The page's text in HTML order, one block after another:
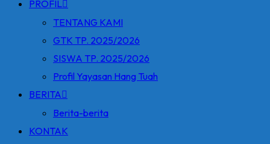
PROFIL
TENTANG KAMI
GTK TP. 2025/2026
SISWA TP. 2025/2026
Profil Yayasan Hang Tuah
BERITA
Berita-berita
KONTAK